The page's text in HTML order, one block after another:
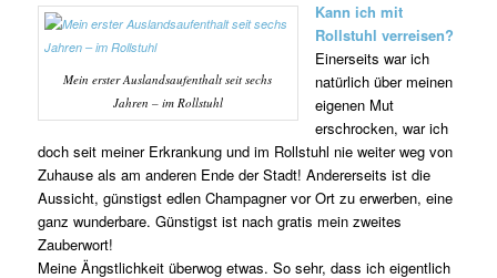
Mein erster Auslandsaufenthalt seit sechs
Jahren – im Rollstuhl
Kann ich mit
Rollstuhl verreisen?
Einerseits war ich
natürlich über meinen
eigenen Mut
erschrocken, war ich
doch seit meiner Erkrankung und im Rollstuhl nie weiter weg von
Zuhause als am anderen Ende der Stadt! Andererseits ist die
Aussicht, günstigst edlen Champagner vor Ort zu erwerben, eine
ganz wunderbare. Günstigst ist nach gratis mein zweites
Zauberwort!
Meine Ängstlichkeit überwog etwas. So sehr, dass ich eigentlich